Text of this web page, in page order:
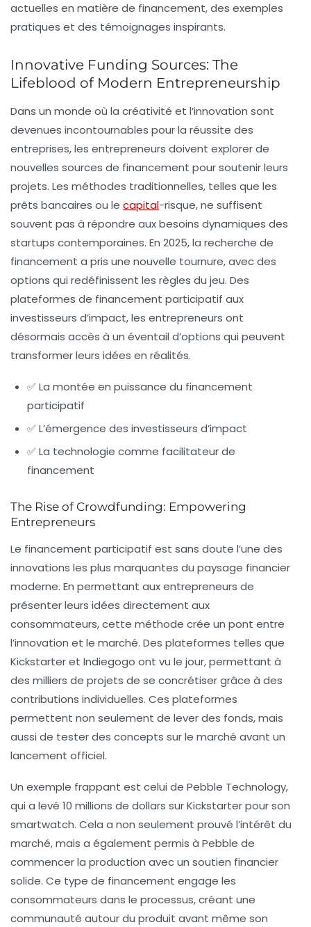
actuelles en matière de financement, des exemples
pratiques et des témoignages inspirants.
Innovative Funding Sources: The
Lifeblood of Modern Entrepreneurship
Dans un monde où la créativité et l’innovation sont
devenues incontournables pour la réussite des
entreprises, les entrepreneurs doivent explorer de
nouvelles sources de financement pour soutenir leurs
projets. Les méthodes traditionnelles, telles que les
prêts bancaires ou le capital-risque, ne suffisent
souvent pas à répondre aux besoins dynamiques des
startups contemporaines. En 2025, la recherche de
financement a pris une nouvelle tournure, avec des
options qui redéfinissent les règles du jeu. Des
plateformes de financement participatif aux
investisseurs d’impact, les entrepreneurs ont
désormais accès à un éventail d’options qui peuvent
transformer leurs idées en réalités.
✅ La montée en puissance du financement
participatif
✅ L’émergence des investisseurs d’impact
✅ La technologie comme facilitateur de
financement
The Rise of Crowdfunding: Empowering
Entrepreneurs
Le financement participatif est sans doute l’une des
innovations les plus marquantes du paysage financier
moderne. En permettant aux entrepreneurs de
présenter leurs idées directement aux
consommateurs, cette méthode crée un pont entre
l’innovation et le marché. Des plateformes telles que
Kickstarter et Indiegogo ont vu le jour, permettant à
des milliers de projets de se concrétiser grâce à des
contributions individuelles. Ces plateformes
permettent non seulement de lever des fonds, mais
aussi de tester des concepts sur le marché avant un
lancement officiel.
Un exemple frappant est celui de Pebble Technology,
qui a levé 10 millions de dollars sur Kickstarter pour son
smartwatch. Cela a non seulement prouvé l’intérêt du
marché, mais a également permis à Pebble de
commencer la production avec un soutien financier
solide. Ce type de financement engage les
consommateurs dans le processus, créant une
communauté autour du produit avant même son